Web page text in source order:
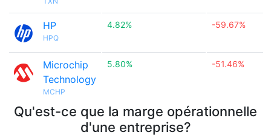
HP
HPQ
4.82% -59.67%
Microchip
Technology
MCHP
5.80% -51.46%
Qu'est-ce que la marge opérationnelle
d'une entreprise?